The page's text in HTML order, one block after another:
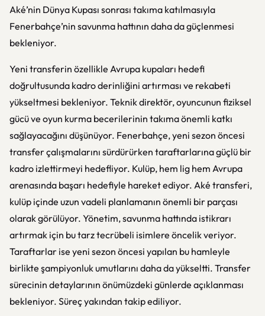
Aké’nin Dünya Kupası sonrası takıma katılmasıyla
Fenerbahçe’nin savunma hattının daha da güçlenmesi
bekleniyor.
Yeni transferin özellikle Avrupa kupaları hedefi
doğrultusunda kadro derinliğini artırması ve rekabeti
yükseltmesi bekleniyor. Teknik direktör, oyuncunun fiziksel
gücü ve oyun kurma becerilerinin takıma önemli katkı
sağlayacağını düşünüyor. Fenerbahçe, yeni sezon öncesi
transfer çalışmalarını sürdürürken taraftarlarına güçlü bir
kadro izlettirmeyi hedefliyor. Kulüp, hem lig hem Avrupa
arenasında başarı hedefiyle hareket ediyor. Aké transferi,
kulüp içinde uzun vadeli planlamanın önemli bir parçası
olarak görülüyor. Yönetim, savunma hattında istikrarı
artırmak için bu tarz tecrübeli isimlere öncelik veriyor.
Taraftarlar ise yeni sezon öncesi yapılan bu hamleyle
birlikte şampiyonluk umutlarını daha da yükseltti. Transfer
sürecinin detaylarının önümüzdeki günlerde açıklanması
bekleniyor. Süreç yakından takip ediliyor.